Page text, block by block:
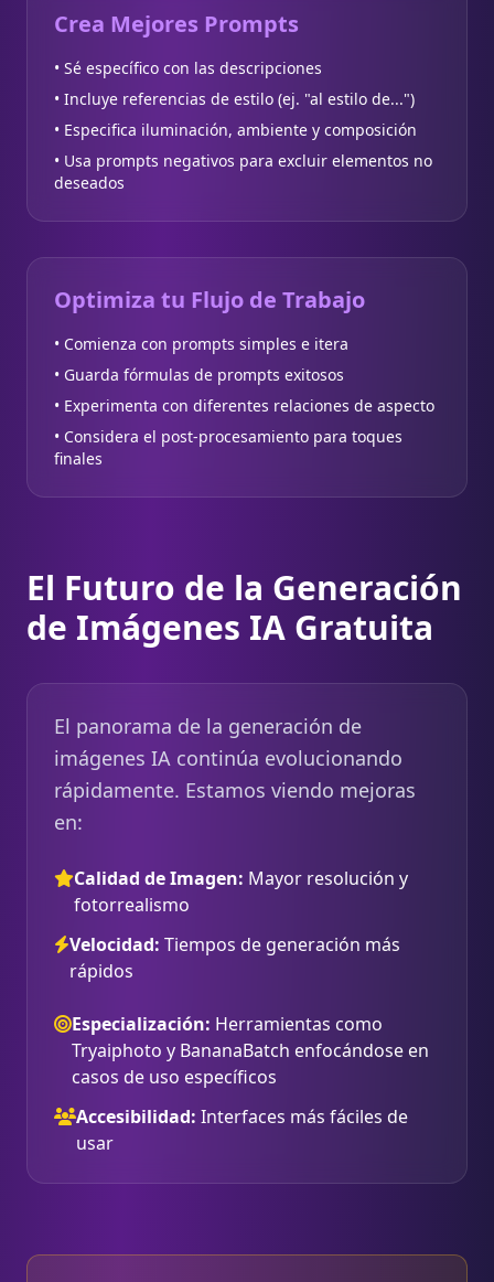
Crea Mejores Prompts
• Sé específico con las descripciones
• Incluye referencias de estilo (ej. "al estilo de...")
• Especifica iluminación, ambiente y composición
• Usa prompts negativos para excluir elementos no
deseados
Optimiza tu Flujo de Trabajo
• Comienza con prompts simples e itera
• Guarda fórmulas de prompts exitosos
• Experimenta con diferentes relaciones de aspecto
• Considera el post-procesamiento para toques
finales
El Futuro de la Generación
de Imágenes IA Gratuita
El panorama de la generación de
imágenes IA continúa evolucionando
rápidamente. Estamos viendo mejoras
en:
Calidad de Imagen: Mayor resolución y
fotorrealismo
Velocidad: Tiempos de generación más
rápidos
Especialización: Herramientas como
Tryaiphoto y BananaBatch enfocándose en
casos de uso específicos
Accesibilidad: Interfaces más fáciles de
usar